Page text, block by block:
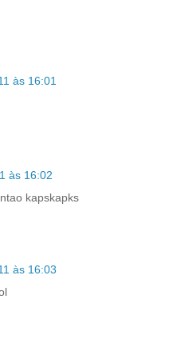
às 16:01
às 16:02
kapskapks
às 16:03